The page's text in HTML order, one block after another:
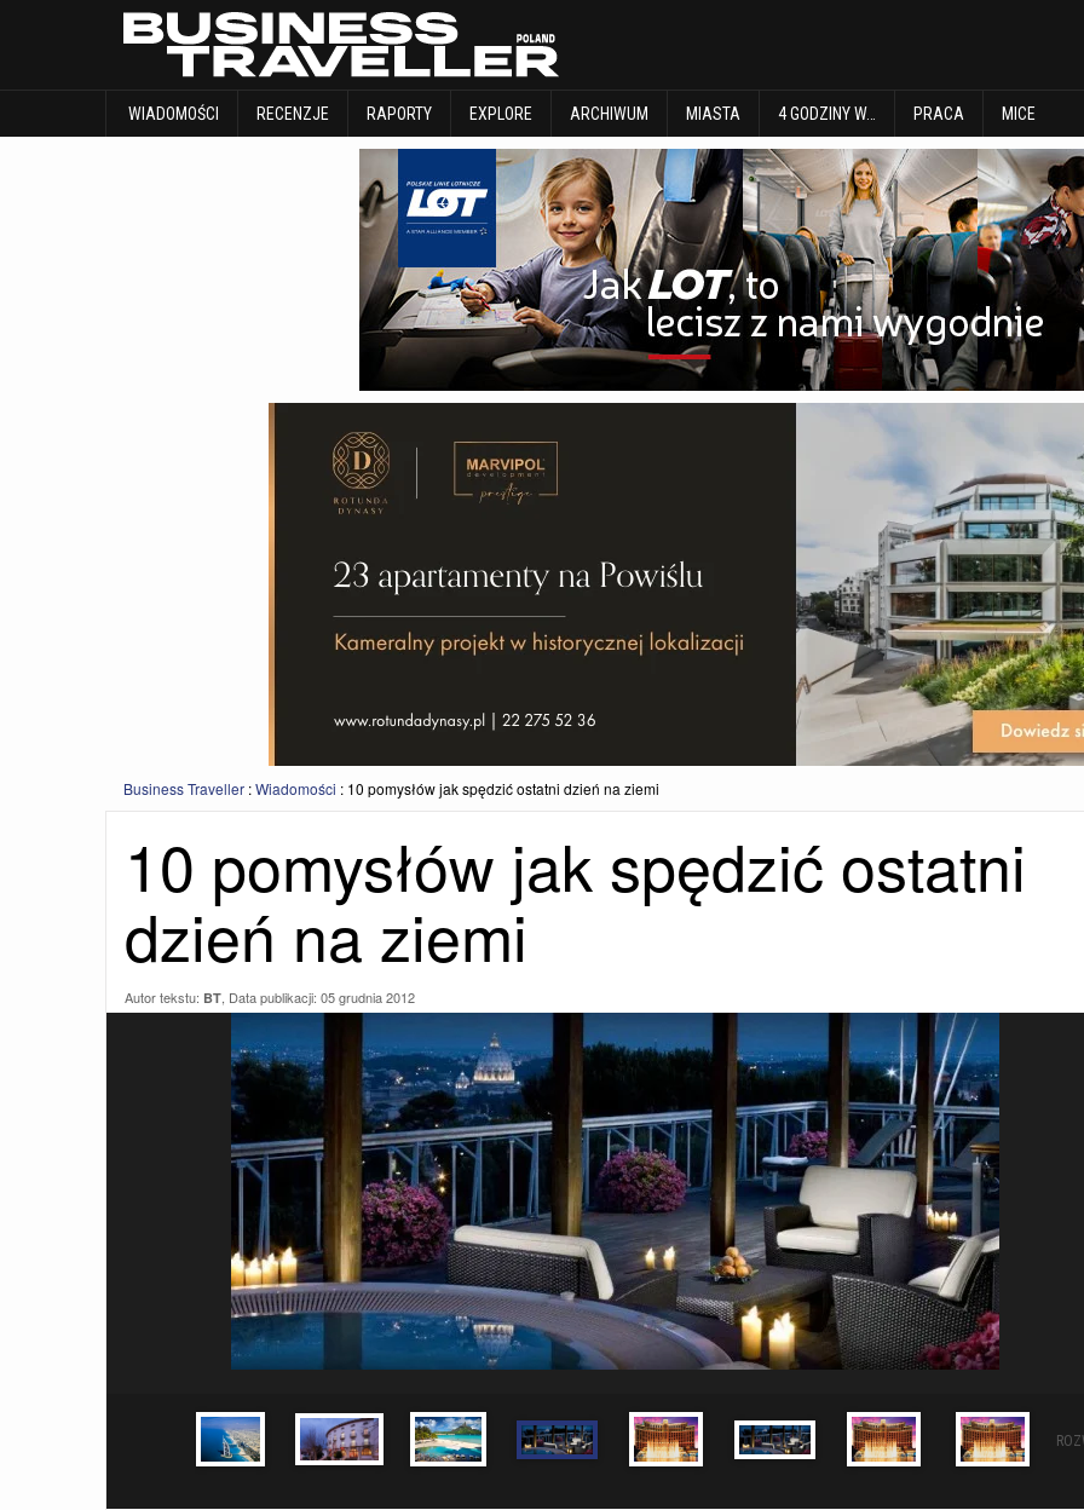
WIADOMOŚCI RECENZJE RAPORTY EXPLORE ARCHIWUM MIASTA 4 GODZINY W… PRACA MICE
WIADOMOŚCI RECENZJE
Business Traveller :Wiadomości : 10 pomysłów jak spędzić ostatni dzień na ziemi
10 pomysłów jak spędzić ostatni
dzień na ziemi
Autor tekstu: BT, Data publikacji: 05 grudnia 2012